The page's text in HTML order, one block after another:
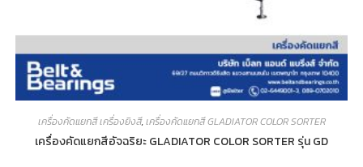
เครื่องคัดแยกสี เครื่องยิงสี,เครื่องคัดแยกสี GLADIATOR COLOR SORTER
เครื่องคัดแยกสีอัจฉริยะ GLADIATOR COLOR SORTER รุ่น GD